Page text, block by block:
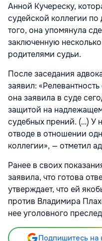
Анной Кучереску,
судейской коллегии
того, она упомянула
заключенную
родителями судьи.
После заседания
заявил:
она заявила в суде
защитой на
судебных прений. (…) У
отводе в отношении
коллегии», — отметил
Ранее в своих
заявила, что готова
утверждает, что ей
против Владимира
нее уголовного
Подпишитесь на